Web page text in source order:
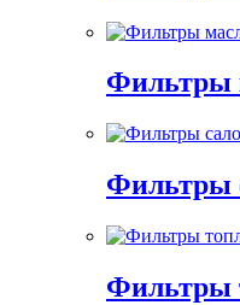
Фильтры
Фильтры
Фильтры